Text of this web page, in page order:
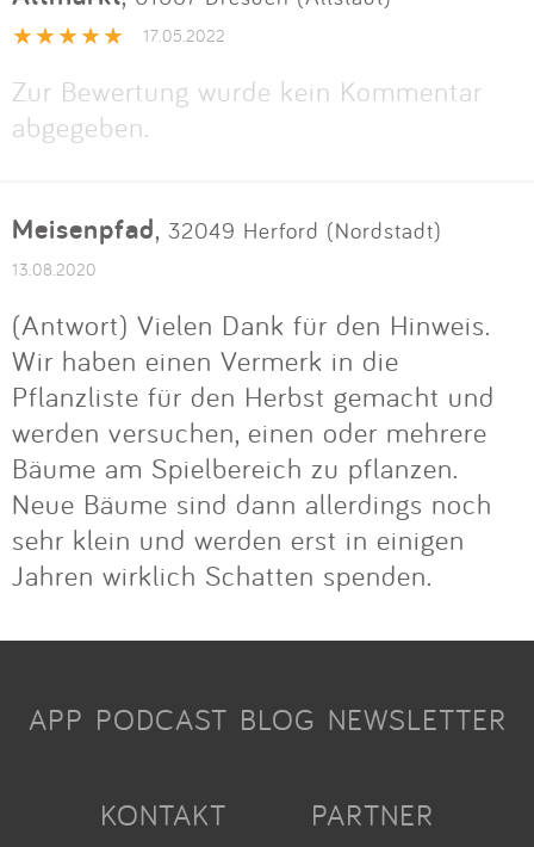
17.05.2022
Zur Bewertung wurde kein Kommentar
abgegeben.
Meisenpfad, 32049 Herford (Nordstadt)
13.08.2020
(Antwort) Vielen Dank für den Hinweis.
Wir haben einen Vermerk in die
Pflanzliste für den Herbst gemacht und
werden versuchen, einen oder mehrere
Bäume am Spielbereich zu pflanzen.
Neue Bäume sind dann allerdings noch
sehr klein und werden erst in einigen
Jahren wirklich Schatten spenden.
APP PODCAST BLOG NEWSLETTER
KONTAKT PARTNER